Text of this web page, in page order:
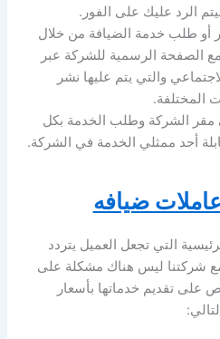
الرد عليك على الفور.
أو طلب خدمة الضيافة من خلال
الصفحة الرسمية للشركة عبر
والتي يتم عليها نشر
المختلفة.
مقر الشركة وطلب الخدمة بكل
أحد ممثلي الخدمة في الشركة.
ضيافه
التي تجعل العميل يتردد
شركتنا ليس هناك مشكلة على
على تقديم خدماتها بأسعار